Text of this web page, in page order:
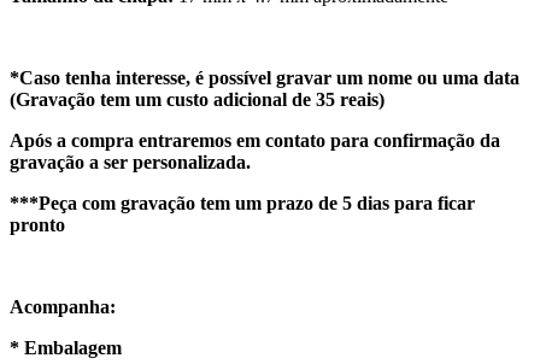
*Caso tenha interesse, é possível gravar um nome ou uma data
(Gravação tem um custo adicional de 35 reais)
Após a compra entraremos em contato para confirmação da
gravação a ser personalizada.
***Peça com gravação tem um prazo de 5 dias para ficar
pronto
Acompanha:
* Embalagem